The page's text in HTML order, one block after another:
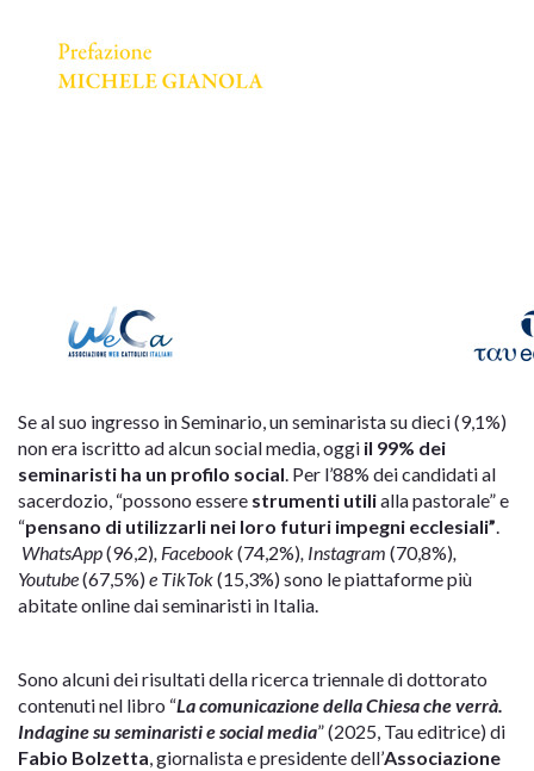
Se al suo ingresso in Seminario, un seminarista su dieci (9,1%)
non era iscritto ad alcun social media, oggi il 99% dei
seminaristi ha un profilo social. Per l’88% dei candidati al
sacerdozio, “possono essere strumenti utilialla pastorale” e
“pensano di utilizzarli nei loro futuri impegni ecclesiali”.
WhatsApp(96,2), Facebook(74,2%), Instagram (70,8%),
Youtube(67,5%)e TikTok(15,3%) sono le piattaforme più
abitate online dai seminaristi in Italia.
Sono alcuni dei risultati della ricerca triennale di dottorato
contenuti nel libro “La comunicazione della Chiesa che verrà.
Indagine su seminaristi e social media” (2025, Tau editrice) di
Fabio Bolzetta, giornalista e presidente dell’Associazione